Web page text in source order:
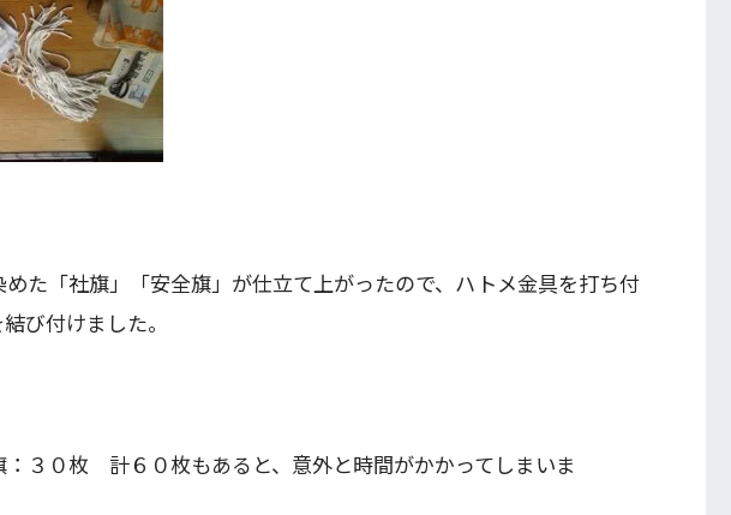
た「社旗」「安全旗」が仕立て上がったので、ハトメ金具を打ち付
び付けました。
３０枚 計６０枚もあると、意外と時間がかかってしまいま